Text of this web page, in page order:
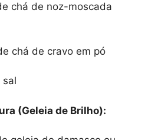
chá de noz-moscada
chá de cravo em pó
sal
(Geleia de Brilho):